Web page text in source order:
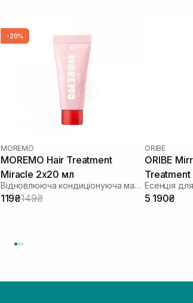
-20%
MOREMO
MOREMO Hair Treatment
Miracle 2х20 мл
Відновлююча кондиціонуюча маска для волосся
119₴149₴
ORIBE
ORIBE
Treatment
5 190₴